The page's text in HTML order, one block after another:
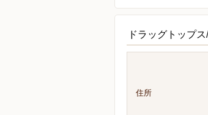
ドラッグトップ
住所